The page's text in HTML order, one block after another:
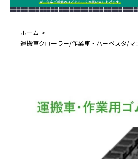
ホーム
運搬車クローラー/作業車・ハーベスタ/マ